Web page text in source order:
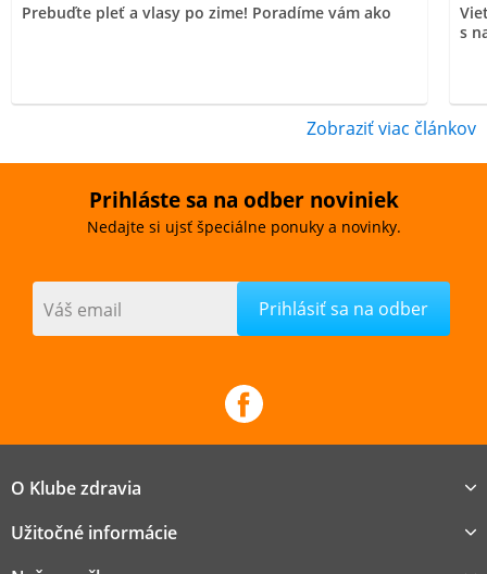
Prebuďte pleť a vlasy po zime! Poradíme vám ako
s
Zobraziť viac článkov
Prihláste sa na odber noviniek
Nedajte si ujsť špeciálne ponuky a novinky.
Váš email
O Klube zdravia
Užitočné informácie